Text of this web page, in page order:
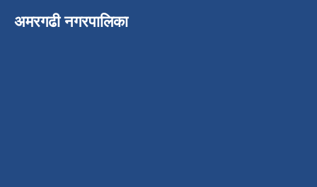
अमरगढी नगरपालिका